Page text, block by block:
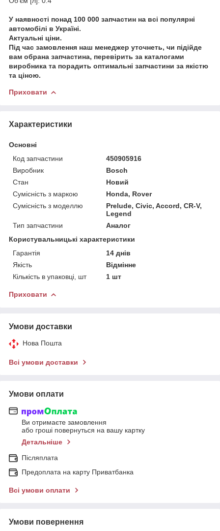
У наявності понад 100 000 запчастин на всі популярні
автомобілі в Україні.
Актуальні ціни.
Під час замовлення наш менеджер уточнеть, чи підійде
вам обрана запчастина, перевірить за каталогами
виробника та порадить оптимальні запчастини за якістю
та ціною.
Приховати
Характеристики
Основні
Код запчастини
450905916
Виробник
Bosch
Стан
Новий
Сумісність з маркою
Honda, Rover
Сумісність з моделлю
Prelude, Civic, Accord, CR-V,
Legend
Тип запчастини
Аналог
Користувальницькі характеристики
Гарантія
14 днів
Якість
Відмінне
Кількість в упаковці, шт
1 шт
Приховати
Умови доставки
Нова Пошта
Всі умови доставки
Умови оплати
Ви отримаєте замовлення
або гроші повернуться на вашу картку
Детальніше
Післяплата
Предоплата на карту Приватбанка
Всі умови оплати
Умови повернення